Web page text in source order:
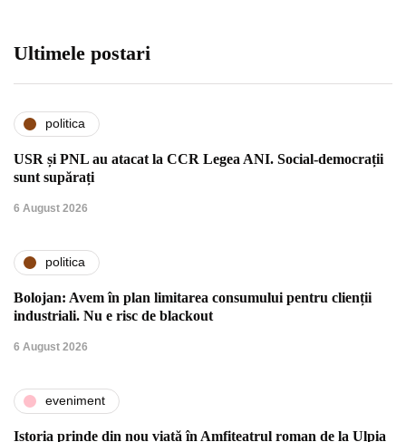
Ultimele postari
politica
USR și PNL au atacat la CCR Legea ANI. Social-democrații
sunt supărați
6 August 2026
politica
Bolojan: Avem în plan limitarea consumului pentru clienții
industriali. Nu e risc de blackout
6 August 2026
eveniment
Istoria prinde din nou viață în Amfiteatrul roman de la Ulpia